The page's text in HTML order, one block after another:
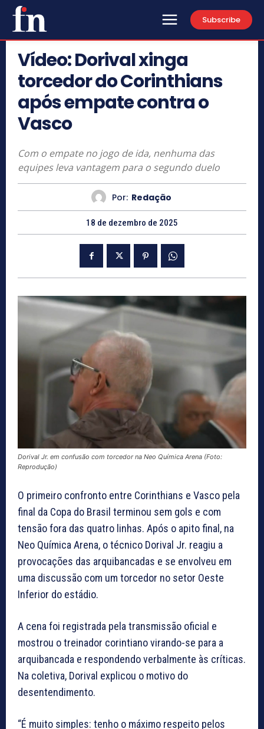
Subscribe
Vídeo: Dorival xinga
torcedor do Corinthians
após empate contra o
Vasco
Com o empate no jogo de ida, nenhuma das
equipes leva vantagem para o segundo duelo
Por: Redação
18 de dezembro de 2025
Dorival Jr. em confusão com torcedor na Neo Química Arena (Foto:
Reprodução)
O primeiro confronto entre Corinthians e Vasco pela
final da Copa do Brasil terminou sem gols e com
tensão fora das quatro linhas. Após o apito final, na
Neo Química Arena, o técnico Dorival Jr. reagiu a
provocações das arquibancadas e se envolveu em
uma discussão com um torcedor no setor Oeste
Inferior do estádio.
A cena foi registrada pela transmissão oficial e
mostrou o treinador corintiano virando-se para a
arquibancada e respondendo verbalmente às críticas.
Na coletiva, Dorival explicou o motivo do
desentendimento.
“É muito simples: tenho o máximo respeito pelos